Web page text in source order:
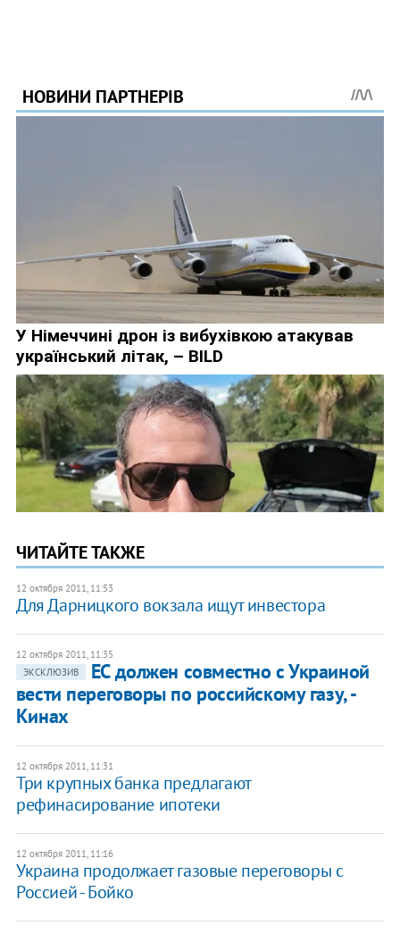
ЧИТАЙТЕ ТАКЖЕ
12 октября 2011, 11:53
​Для Дарницкого вокзала ищут инвестора
12 октября 2011, 11:35
ЭКСКЛЮЗИВ
ЕС должен совместно с Украиной
вести переговоры по российскому газу, -
Кинах
12 октября 2011, 11:31
Три крупных банка предлагают
рефинасирование ипотеки
12 октября 2011, 11:16
​Украина продолжает газовые переговоры с
Россией - Бойко